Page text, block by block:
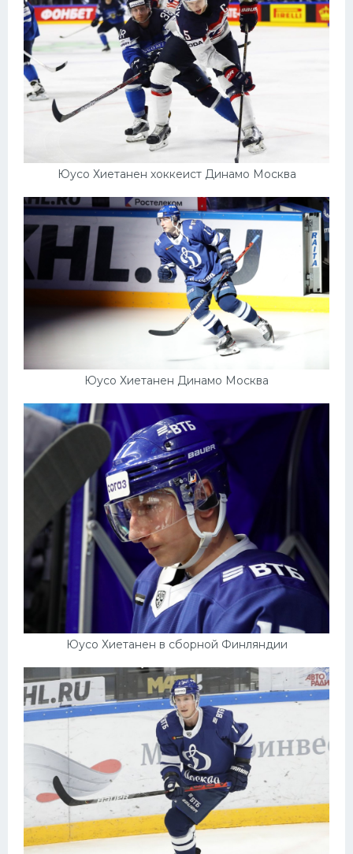
Юусо Хиетанен хоккеист Динамо Москва
Юусо Хиетанен Динамо Москва
Юусо Хиетанен в сборной Финляндии